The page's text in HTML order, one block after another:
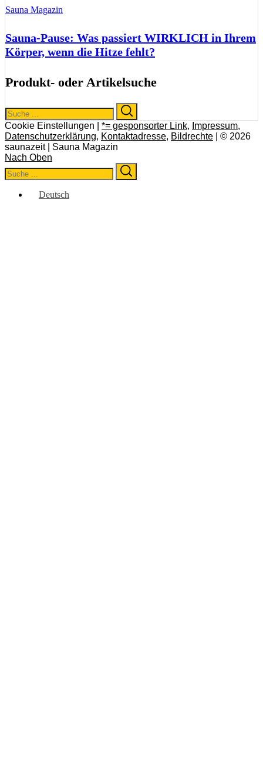
Sauna Magazin
Sauna-Pause: Was passiert WIRKLICH in Ihrem
Körper, wenn die Hitze fehlt?
Produkt- oder Artikelsuche
Search
for:
Cookie Einstellungen | *= gesponsorter Link, Impressum,
Datenschutzerklärung, Kontaktadresse, Bildrechte | © 2026
saunazeit | Sauna Magazin
Nach Oben
Search
for:
Deutsch